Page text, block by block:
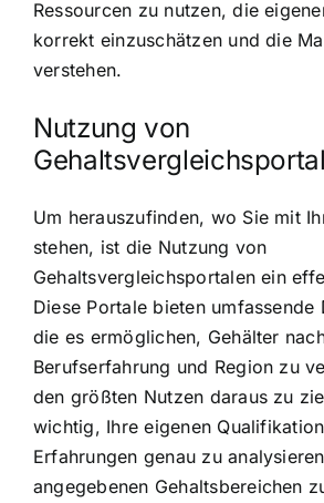
Ressourcen zu nutzen, die
korrekt einzuschätzen und die
verstehen.
Nutzung von
Um herauszufinden, wo Sie mit
stehen, ist die Nutzung von
Gehaltsvergleichsportalen ein
Diese Portale bieten umfassende
die es ermöglichen, Gehälter
Berufserfahrung und Region zu
den größten Nutzen daraus zu
wichtig, Ihre eigenen
Erfahrungen genau zu
angegebenen Gehaltsbereichen